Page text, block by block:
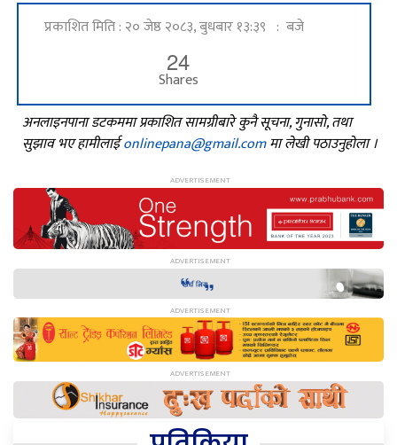
प्रकाशित मिति : २० जेष्ठ २०८३, बुधबार १३:३९ : बजे
24
Shares
अनलाइनपाना डटकममा प्रकाशित सामग्रीबारे कुनै सूचना, गुनासो, तथा
सुझाव भए हामीलाईonlinepana@gmail.comमा लेखी पठाउनुहोला ।